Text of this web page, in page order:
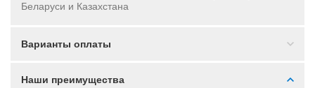
Беларуси и Казахстана
Варианты оплаты
Наши преимущества